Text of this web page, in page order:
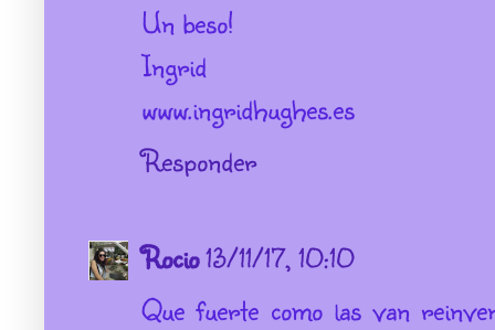
Un beso!
Ingrid
www.ingridhughes.es
Responder
Rocio13/11/17, 10:10
Que fuerte como las van